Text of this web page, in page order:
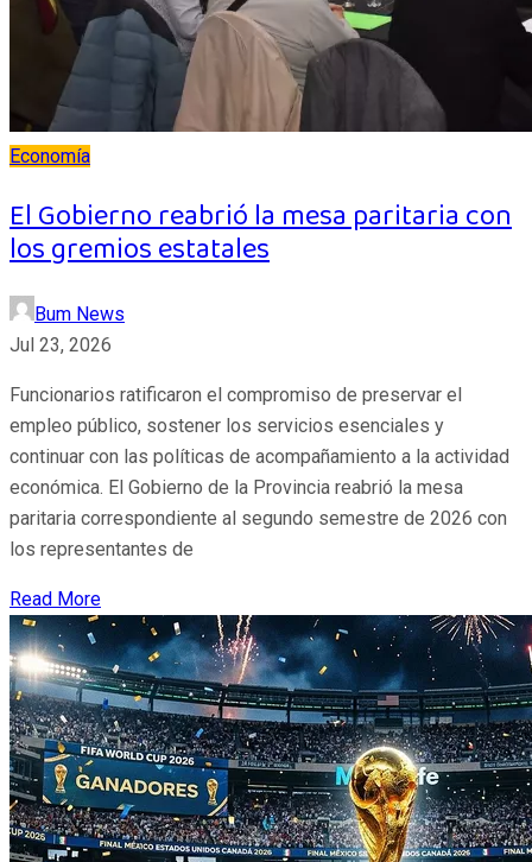
Economía
El Gobierno reabrió la mesa paritaria con
los gremios estatales
Bum News
Jul 23, 2026
Funcionarios ratificaron el compromiso de preservar el
empleo público, sostener los servicios esenciales y
continuar con las políticas de acompañamiento a la actividad
económica. El Gobierno de la Provincia reabrió la mesa
paritaria correspondiente al segundo semestre de 2026 con
los representantes de
Read More